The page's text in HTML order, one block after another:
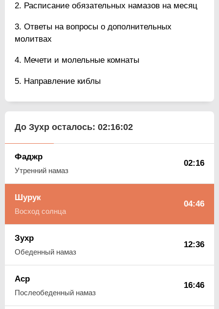
Расписание обязательных намазов на месяц
Ответы на вопросы о дополнительных
молитвах
Мечети и молельные комнаты
Направление киблы
До Зухр осталось: 02:16:01
Фаджр
Утренний намаз
02:16
Шурук
Восход солнца
04:46
Зухр
Обеденный намаз
12:36
Аср
Послеобеденный намаз
16:46